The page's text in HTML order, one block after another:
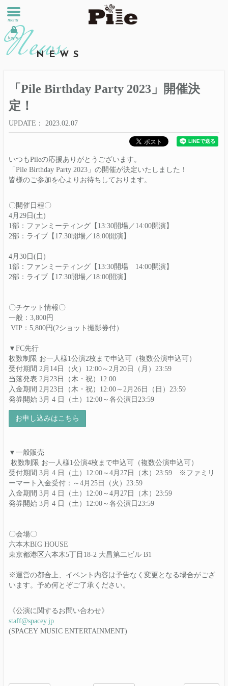
menu
login
NEWS
「Pile Birthday Party 2023」開催決
定！
UPDATE 2023.02.07
いつもPileの応援ありがとうございます。
「Pile Birthday Party 2023」の開催が決定いたしました！
皆様のご参加を心よりお待ちしております。
〇開催日程〇
4月29日(土)
1部：ファンミーティング【13:30開場／14:00開演】
2部：ライブ【17:30開場／18:00開演】
4月30日(日)
1部：ファンミーティング【13:30開場 14:00開演】
2部：ライブ【17:30開場／18:00開演】
〇チケット情報〇
一般：3,800円
VIP：5,800円(2ショット撮影券付）
▼FC先行
枚数制限 お一人様1公演2枚まで申込可（複数公演申込可）
受付期間 2月14日（火）12:00～2月20日（月）23:59
当落発表 2月23日（木・祝）12:00
入金期間 2月23日（木・祝）12:00～2月26日（日）23:59
発券開始 3月 4 日（土）12:00～各公演日23:59
お申し込みはこちら
▼一般販売
枚数制限 お一人様1公演4枚まで申込可（複数公演申込可）
受付期間 3月 4 日（土）12:00～4月27日（木）23:59 ※ファミリ
ーマート入金受付：～4月25日（火）23:59
入金期間 3月 4 日（土）12:00～4月27日（木）23:59
発券開始 3月 4 日（土）12:00～各公演日23:59
〇会場〇
六本木BIG HOUSE
東京都港区六本木5丁目18-2 大昌第二ビル B1
※運営の都合上、イベント内容は予告なく変更となる場合がござ
います。予め何とぞご了承ください。
《公演に関するお問い合わせ》
staff@spacey.jp
(SPACEY MUSIC ENTERTAINMENT)